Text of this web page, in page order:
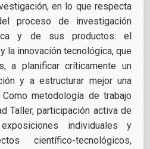
en lo que respecta
proceso de investigación
y de sus productos: el
la innovación tecnológica, que
a planificar críticamente un
y a estructurar mejor una
metodología de trabajo
Taller, participación activa de
individuales y
científico-tecnológicos,